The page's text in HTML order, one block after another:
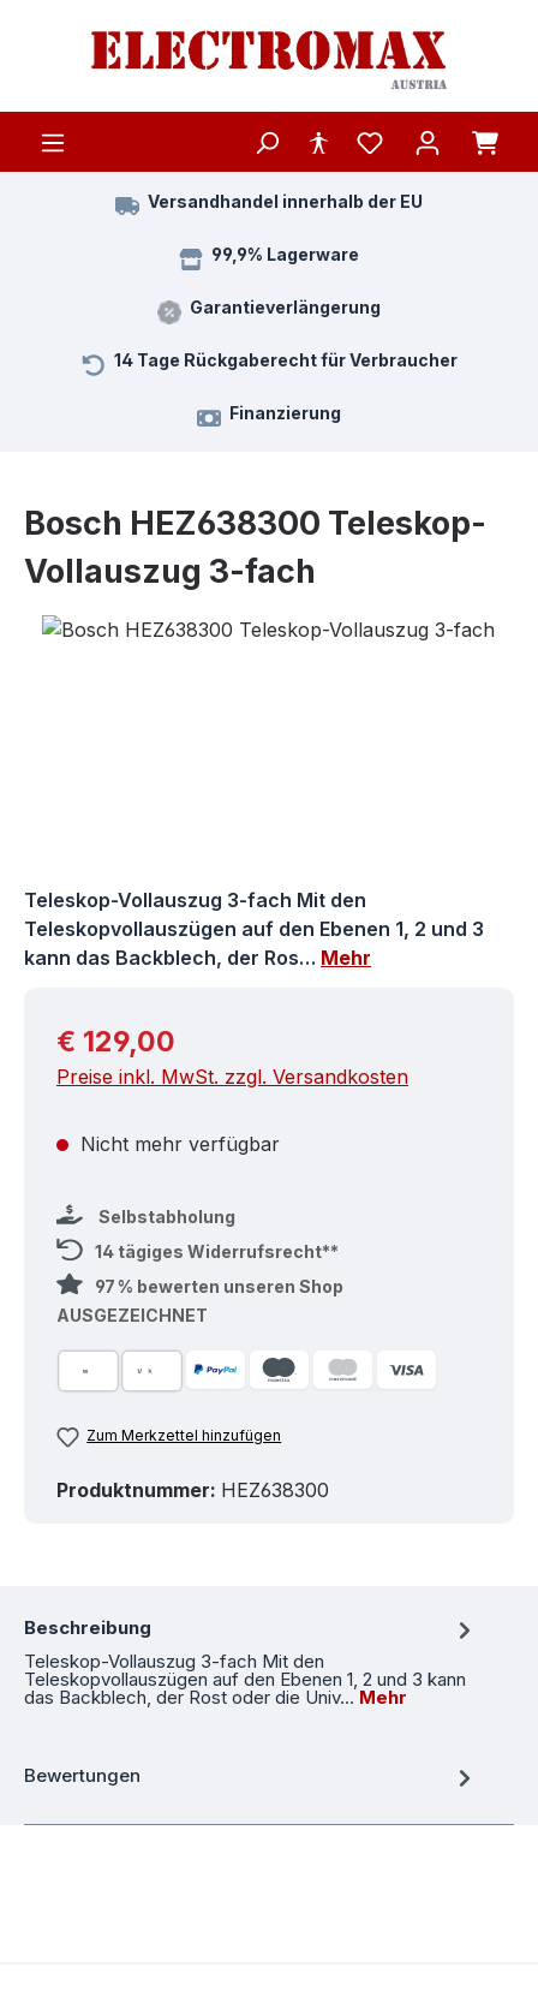
Zum Hauptinhalt springen
Versandhandel innerhalb der EU
99,9% Lagerware
Garantieverlängerung
14 Tage Rückgaberecht für Verbraucher
Finanzierung
Bosch HEZ638300 Teleskop-
Vollauszug 3-fach
Bildergalerie überspringen
Teleskop-Vollauszug 3-fach Mit den
Teleskopvollauszügen auf den Ebenen 1, 2 und 3
kann das Backblech, der Ros… Mehr
Regulärer Preis:
€ 129,00
Preise inkl. MwSt. zzgl. Versandkosten
Nicht mehr verfügbar
Selbstabholung
14 tägiges Widerrufsrecht**
97 % bewerten unseren Shop
AUSGEZEICHNET
Zum Merkzettel hinzufügen
Produktnummer: HEZ638300
Beschreibung
Teleskop-Vollauszug 3-fach Mit den
Teleskopvollauszügen auf den Ebenen 1, 2 und 3 kann
das Backblech, der Rost oder die Univ… Mehr
Bewertungen